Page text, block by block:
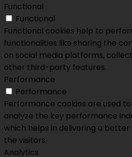
Functional
Functional
Functional cookies help to
functionalities like sharing the
on social media platforms,
other third-party features.
Performance
Performance
Performance cookies are used
analyze the key performance
which helps in delivering a
the visitors.
Analytics